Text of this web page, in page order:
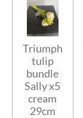
Triumph
tulip
bundle
Sally x5
cream
29cm